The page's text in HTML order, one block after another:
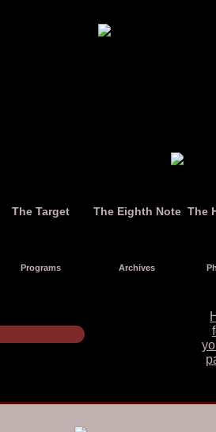
The Target The Eighth Note The
Programs Archives